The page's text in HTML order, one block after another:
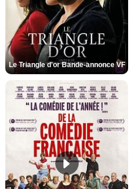
Le Triangle d'or Bande-annonce VF